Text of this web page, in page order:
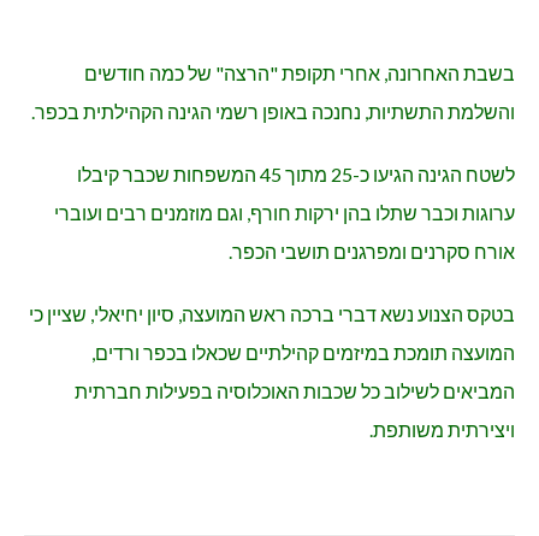
בשבת האחרונה, אחרי תקופת "הרצה" של כמה חודשים
והשלמת התשתיות, נחנכה באופן רשמי הגינה הקהילתית בכפר.
לשטח הגינה הגיעו כ-25 מתוך 45 המשפחות שכבר קיבלו
ערוגות וכבר שתלו בהן ירקות חורף, וגם מוזמנים רבים ועוברי
אורח סקרנים ומפרגנים תושבי הכפר.
בטקס הצנוע נשא דברי ברכה ראש המועצה, סיון יחיאלי, שציין כי
המועצה תומכת במיזמים קהילתיים שכאלו בכפר ורדים,
המביאים לשילוב כל שכבות האוכלוסיה בפעילות חברתית
ויצירתית משותפת.